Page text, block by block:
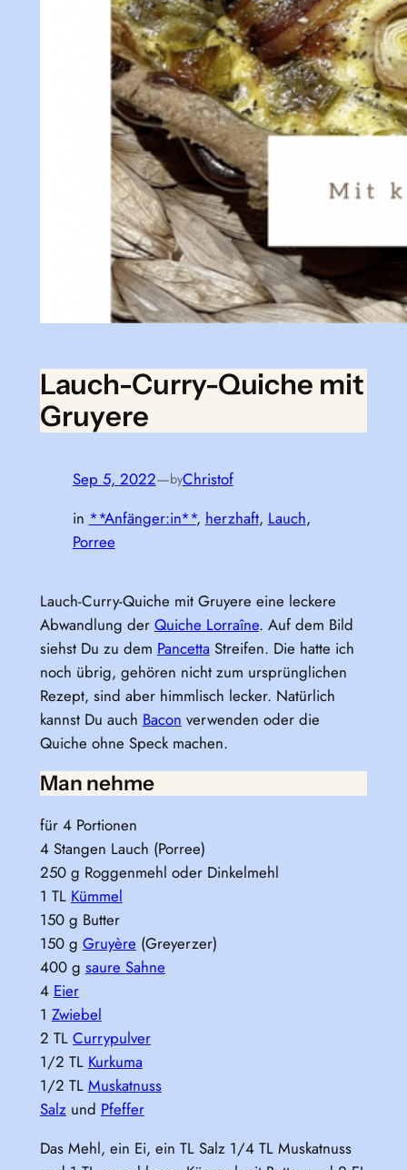
Lauch-Curry-Quiche mit
Gruyere
Sep 5, 2022—byChristof
in **Anfänger:in**, herzhaft, Lauch
Porree
Lauch-Curry-Quiche mit Gruyere eine leckere
Abwandlung der Quiche Lorraîne. Auf dem Bild
siehst Du zu dem Pancetta Streifen. Die hatte ich
noch übrig, gehören nicht zum ursprünglichen
Rezept, sind aber himmlisch lecker. Natürlich
kannst Du auch Bacon verwenden oder die
Quiche ohne Speck machen.
Man nehme
für 4 Portionen
4 Stangen Lauch (Porree)
250 g Roggenmehl oder Dinkelmehl
1 TL Kümmel
150 g Butter
150 g Gruyère (Greyerzer)
400 g saure Sahne
4 Eier
1 Zwiebel
2 TL Currypulver
1/2 TL Kurkuma
1/2 TL Muskatnuss
Salzund Pfeffer
Das Mehl, ein Ei, ein TL Salz 1/4 TL Muskatnuss